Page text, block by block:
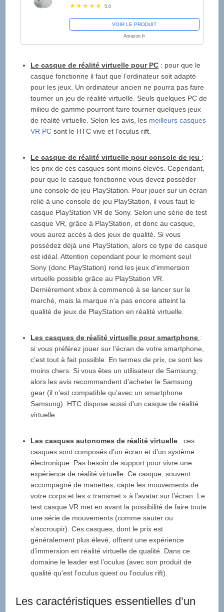
and Fast Charge - White
5.0
VOIR LE PRODUIT
Amazon.fr
Le casque de réalité virtuelle pour PC : pour que le
casque fonctionne il faut que l’ordinateur soit adapté
pour les jeux. Un ordinateur ancien ne pourra pas faire
tourner un jeu de réalité virtuelle. Seuls quelques PC de
milieu de gamme pourront faire tourner quelques jeux
de réalité virtuelle. Selon les avis, les meilleurs casques
VR PCsont le HTC vive et l’oculus rift.
Le casque de réalité virtuelle pour console de jeu :
les prix de ces casques sont moins élevés. Cependant,
pour que le casque fonctionne vous devez posséder
une console de jeu PlayStation. Pour jouer sur un écran
relié à une console de jeu PlayStation, il vous faut le
casque PlayStation VR de Sony. Selon une série de test
casque VR, grâce à PlayStation, et donc au casque,
vous aurez accès à des jeux de qualité. Si vous
possédez déjà une PlayStation, alors ce type de casque
est idéal. Attention cependant pour le moment seul
Sony (donc PlayStation) rend les jeux d’immersion
virtuelle possible grâce au PlayStation VR.
Dernièrement xbox à commencé à se lancer sur le
marché, mais la marque n’a pas encore atteint la
qualité de jeux de PlayStation en réalité virtuelle.
Les casques de réalité virtuelle pour smartphone :
si vous préférez jouer sur l’écran de votre smartphone,
c’est tout à fait possible. En termes de prix, ce sont les
moins chers. Si vous êtes un utilisateur de Samsung,
alors les avis recommandent d’acheter le Samsung
gear (il n’est compatible qu’avec un smartphone
Samsung). HTC dispose aussi d’un casque de réalité
virtuelle
Les casques autonomes de réalité virtuelle : ces
casques sont composés d’un écran et d’un système
électronique. Pas besoin de support pour vivre une
expérience de réalité virtuelle. Ce casque, souvent
accompagné de manettes, capte les mouvements de
votre corps et les « transmet » à l’avatar sur l’écran. Le
test casque VR met en avant la possibilité de faire toute
une série de mouvements (comme sauter ou
s’accroupir). Ces casques, dont le prix est
généralement plus élevé, offrent une expérience
d’immersion en réalité virtuelle de qualité. Dans ce
domaine le leader est l’oculus (avec son produit de
qualité qu’est l’oculus quest ou l’oculus rift).
Les caractéristiques essentielles d’un